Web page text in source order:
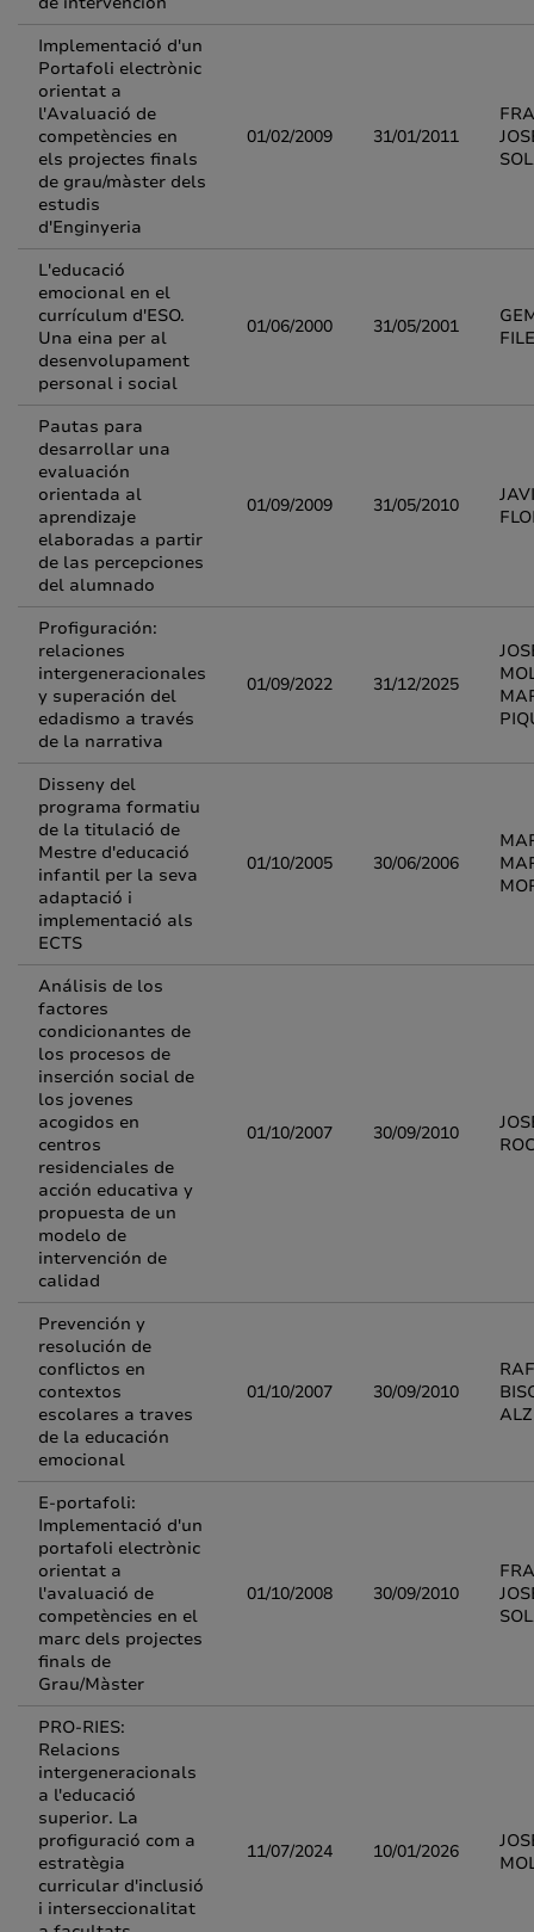
Implementació d'un
Portafoli electrònic
orientat a
l'Avaluació de
competències en
els projectes finals
de grau/màster dels
estudis
d'Enginyeria
01/02/2009 31/01/2011
L'educació
emocional en el
currículum d'ESO.
Una eina per al
desenvolupament
personal i social
01/06/2000 31/05/2001
Pautas para
desarrollar una
evaluación
orientada al
aprendizaje
elaboradas a partir
de las percepciones
del alumnado
01/09/2009 31/05/2010
Profiguración:
relaciones
intergeneracionales
y superación del
edadismo a través
de la narrativa
01/09/2022 31/12/2025
Disseny del
programa formatiu
de la titulació de
Mestre d'educació
infantil per la seva
adaptació i
implementació als
ECTS
01/10/2005 30/06/2006
Análisis de los
factores
condicionantes de
los procesos de
inserción social de
los jovenes
acogidos en
centros
residenciales de
acción educativa y
propuesta de un
modelo de
intervención de
calidad
01/10/2007 30/09/2010
Prevención y
resolución de
conflictos en
contextos
escolares a traves
de la educación
emocional
01/10/2007 30/09/2010
E-portafoli:
Implementació d'un
portafoli electrònic
orientat a
l'avaluació de
competències en el
marc dels projectes
finals de
Grau/Màster
01/10/2008 30/09/2010
PRO-RIES:
Relacions
intergeneracionals
a l'educació
superior. La
profiguració com a
estratègia
curricular d'inclusió
i interseccionalitat
11/07/2024 10/01/2026